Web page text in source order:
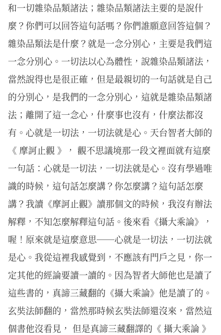
和一切雜染品類諸法；雜染品類諸法主要的是說什
麼？你們可以回答這句話嗎？你們誰願意回答這個？
雜染品類法是什麼？就是一念分別心，主要是我們這
一念分別心。一切法以心為體性，說雜染品類諸法，
當然說得也是很正確，但是最親切的一句話就是自己
的分別心，是我們的一念分別心，這就是雜染品類諸
法；離開了這一念心，什麼事也沒有，什麼法都沒
有。心就是一切法，一切法就是心。天台智者大師的
《 摩訶止觀 》， 觀不思議境那一段文裡面就有這麼
一句話：心就是一切法，一切法就是心。沒有學過唯
識的時候，這句話怎麼講？你怎麼講？這句話怎麼
講？我讀《摩訶止觀》讀那個文的時候，我沒有辦法
解釋，不知怎麼解釋這句話。後來看《攝大乘論》，
喔！原來就是這麼意思──心就是一切法，一切法就
是心。我從這裡我感覺到，不應該有門戶之見，你一
定其他的經論要讀一讀的。因為智者大師他也是讀了
這些書的，真諦三藏翻的《攝大乘論》他是讀了的。
玄奘法師翻的，當然那時候玄奘法師還沒來，當然這
個書他沒看見， 但是真諦三藏翻譯的《 攝大乘論 》